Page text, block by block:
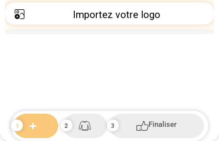
Finaliser
Importez votre logo